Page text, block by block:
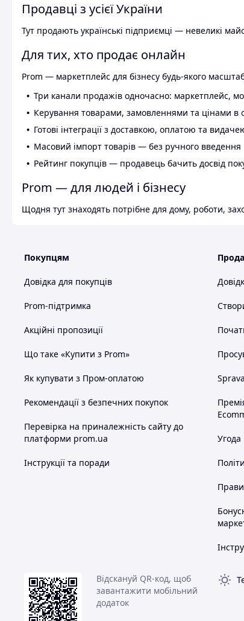
Продавці з усієї України
Тут продають українські підприємці — невеликі
Для тих, хто продає онлайн
Prom — маркетплейс для бізнесу будь-якого
Три канали продажів одночасно: маркетплейс,
Керування товарами, замовленнями та цінами в
Готові інтеграції з доставкою, оплатою та
Масовий імпорт товарів — без ручного введення
Рейтинг покупців — продавець бачить досвід
Prom — для людей і бізнесу
Щодня тут знаходять потрібне для дому, роботи,
Покупцям
Довідка для покупців
Prom-підтримка
Акційні пропозиції
Що таке «Купити з Prom»
Як купувати з Пром-оплатою
Рекомендації з безпечних покупок
Перевірка на приналежність сайту до
платформи prom.ua
Інструкції та поради
Угода
Відскануй QR-код, щоб
завантажити мобільний
додаток